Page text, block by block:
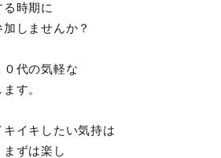
時期に
しませんか？
代の気軽な
す。
イキしたい気持は
ずは楽し